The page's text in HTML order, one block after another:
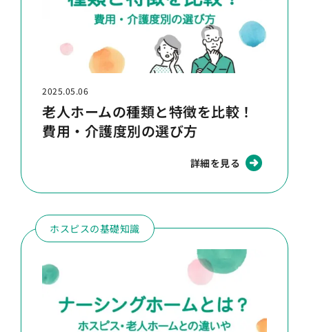
2025.05.06
老人ホームの種類と特徴を比較！
費用・介護度別の選び方
詳細を見る
ホスピスの基礎知識